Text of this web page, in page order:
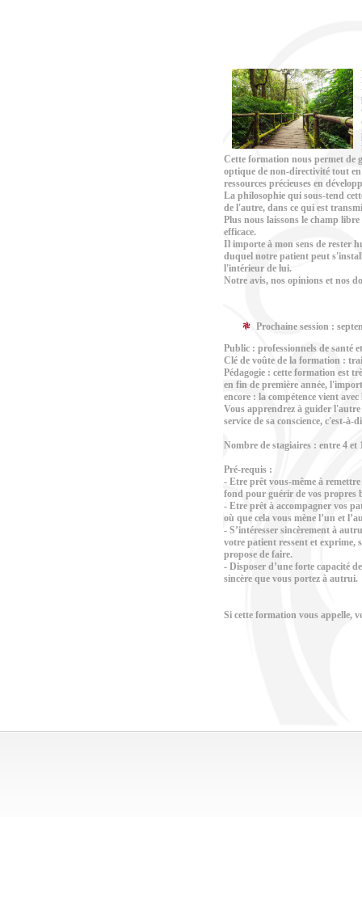
Cette formation nous permet de
optique de non-directivité tout
ressources précieuses en
La philosophie qui sous-tend
de l'autre, dans ce qui est
Plus nous laissons le champ
efficace.
Il importe à mon sens de rester
duquel notre patient peut
l'intérieur de lui.
Notre avis, nos opinions et nos
Prochaine session :
Public : professionnels de santé
Clé de voûte de la formation :
Pédagogie : cette formation est
en fin de première année,
encore : la compétence vient avec
Vous apprendrez à guider
service de sa conscience, c'est-
Nombre de stagiaires : entre 4 et
Pré-requis :
- Etre prêt vous-même à
fond pour guérir de vos propres
- Etre prêt à accompagner vos
où que cela vous mène l’un et
- S’intéresser sincèrement à
votre patient ressent et exprime,
propose de faire.
- Disposer d’une forte capacité
sincère que vous portez à autrui.
Si cette formation vous appelle,